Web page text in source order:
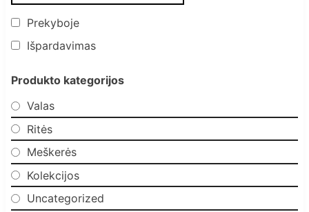
Prekyboje
Išpardavimas
Produkto kategorijos
Valas
Ritės
Meškerės
Kolekcijos
Uncategorized